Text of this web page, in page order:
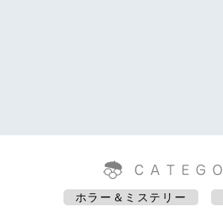
ホラー＆ミステリー